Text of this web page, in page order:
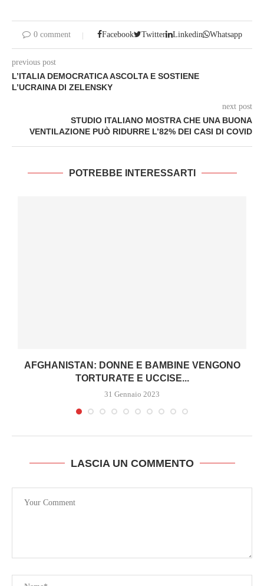
0 comment Facebook Twitter Linkedin Whatsapp
previous post
L’ITALIA DEMOCRATICA ASCOLTA E SOSTIENE
L’UCRAINA DI ZELENSKY
next post
STUDIO ITALIANO MOSTRA CHE UNA BUONA
VENTILAZIONE PUÒ RIDURRE L’82% DEI CASI DI COVID
POTREBBE INTERESSARTI
AFGHANISTAN: DONNE E BAMBINE VENGONO
TORTURATE E UCCISE...
31 Gennaio 2023
LASCIA UN COMMENTO